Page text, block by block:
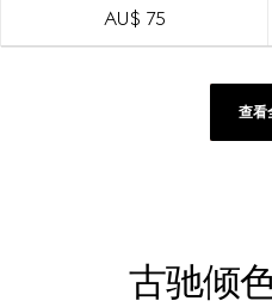
AU$ 75
查看
古驰倾